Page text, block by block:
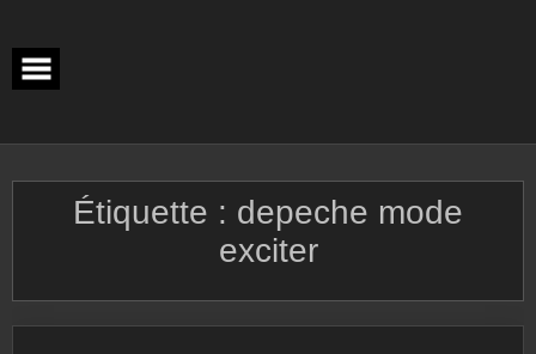
content
Étiquette : depeche mode
exciter